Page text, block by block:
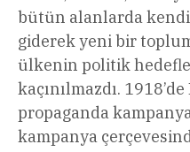
bütün alanlarda
giderek yeni bir
ülkenin politik
kaçınılmazdı.
propaganda
kampanya